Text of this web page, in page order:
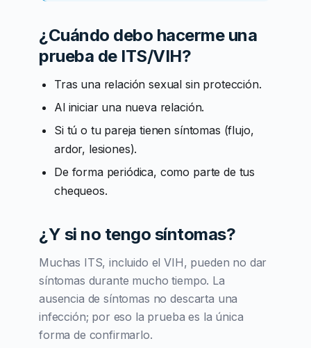
¿Cuándo debo hacerme una
prueba de ITS/VIH?
Tras una relación sexual sin protección.
Al iniciar una nueva relación.
Si tú o tu pareja tienen síntomas (flujo,
ardor, lesiones).
De forma periódica, como parte de tus
chequeos.
¿Y si no tengo síntomas?
Muchas ITS, incluido el VIH, pueden no dar
síntomas durante mucho tiempo. La
ausencia de síntomas no descarta una
infección; por eso la prueba es la única
forma de confirmarlo.